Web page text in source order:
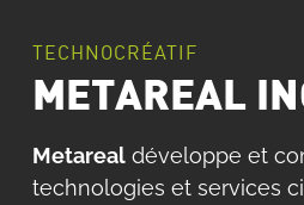
TECHNOCRÉATIF
METAREAL
Metarealdéveloppe et
technologies et services